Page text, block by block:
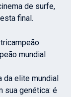
de surfe,
final.
mundial
da elite mundial
sua genética: é